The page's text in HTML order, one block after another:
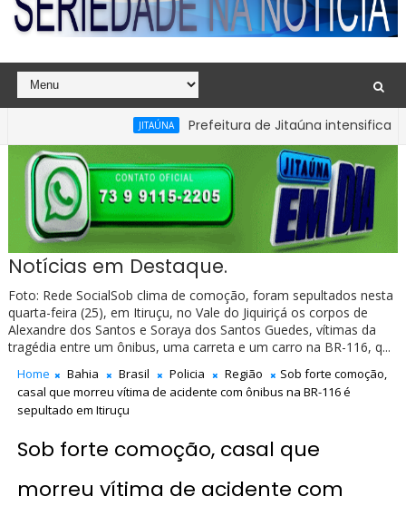
Prefeitura de Jitaúna intensifica
1ª Carteira Nacional de Habilitação na Bahia
Notícias em Destaque.
Foto: Rede SocialSob clima de comoção, foram sepultados nesta
quarta-feira (25), em Itiruçu, no Vale do Jiquiriçá os corpos de
Alexandre dos Santos e Soraya dos Santos Guedes, vítimas da
tragédia entre um ônibus, uma carreta e um carro na BR-116, q...
Home Bahia Brasil Policia Região
Sob forte comoção,
casal que morreu vítima de acidente com ônibus na BR-116 é
sepultado em Itiruçu
Sob forte comoção, casal que
morreu vítima de acidente com